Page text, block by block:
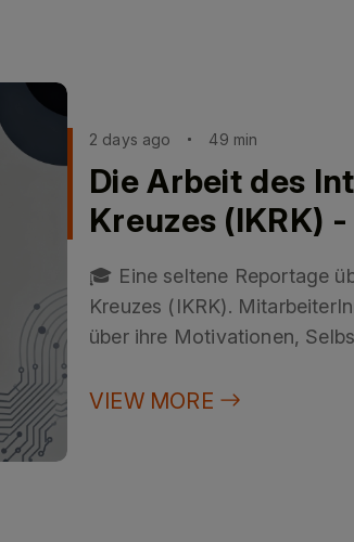
2 days ago 49 min
Die Arbeit des
Kreuzes (IKRK)
Committee of
🎓 Eine seltene Reportage
Kreuzes (IKRK).
über ihre Motivationen,
Auseinandersetzungen
VIEW MORE